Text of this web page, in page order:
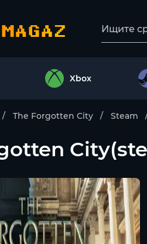
Xbox
The Forgotten City Steam